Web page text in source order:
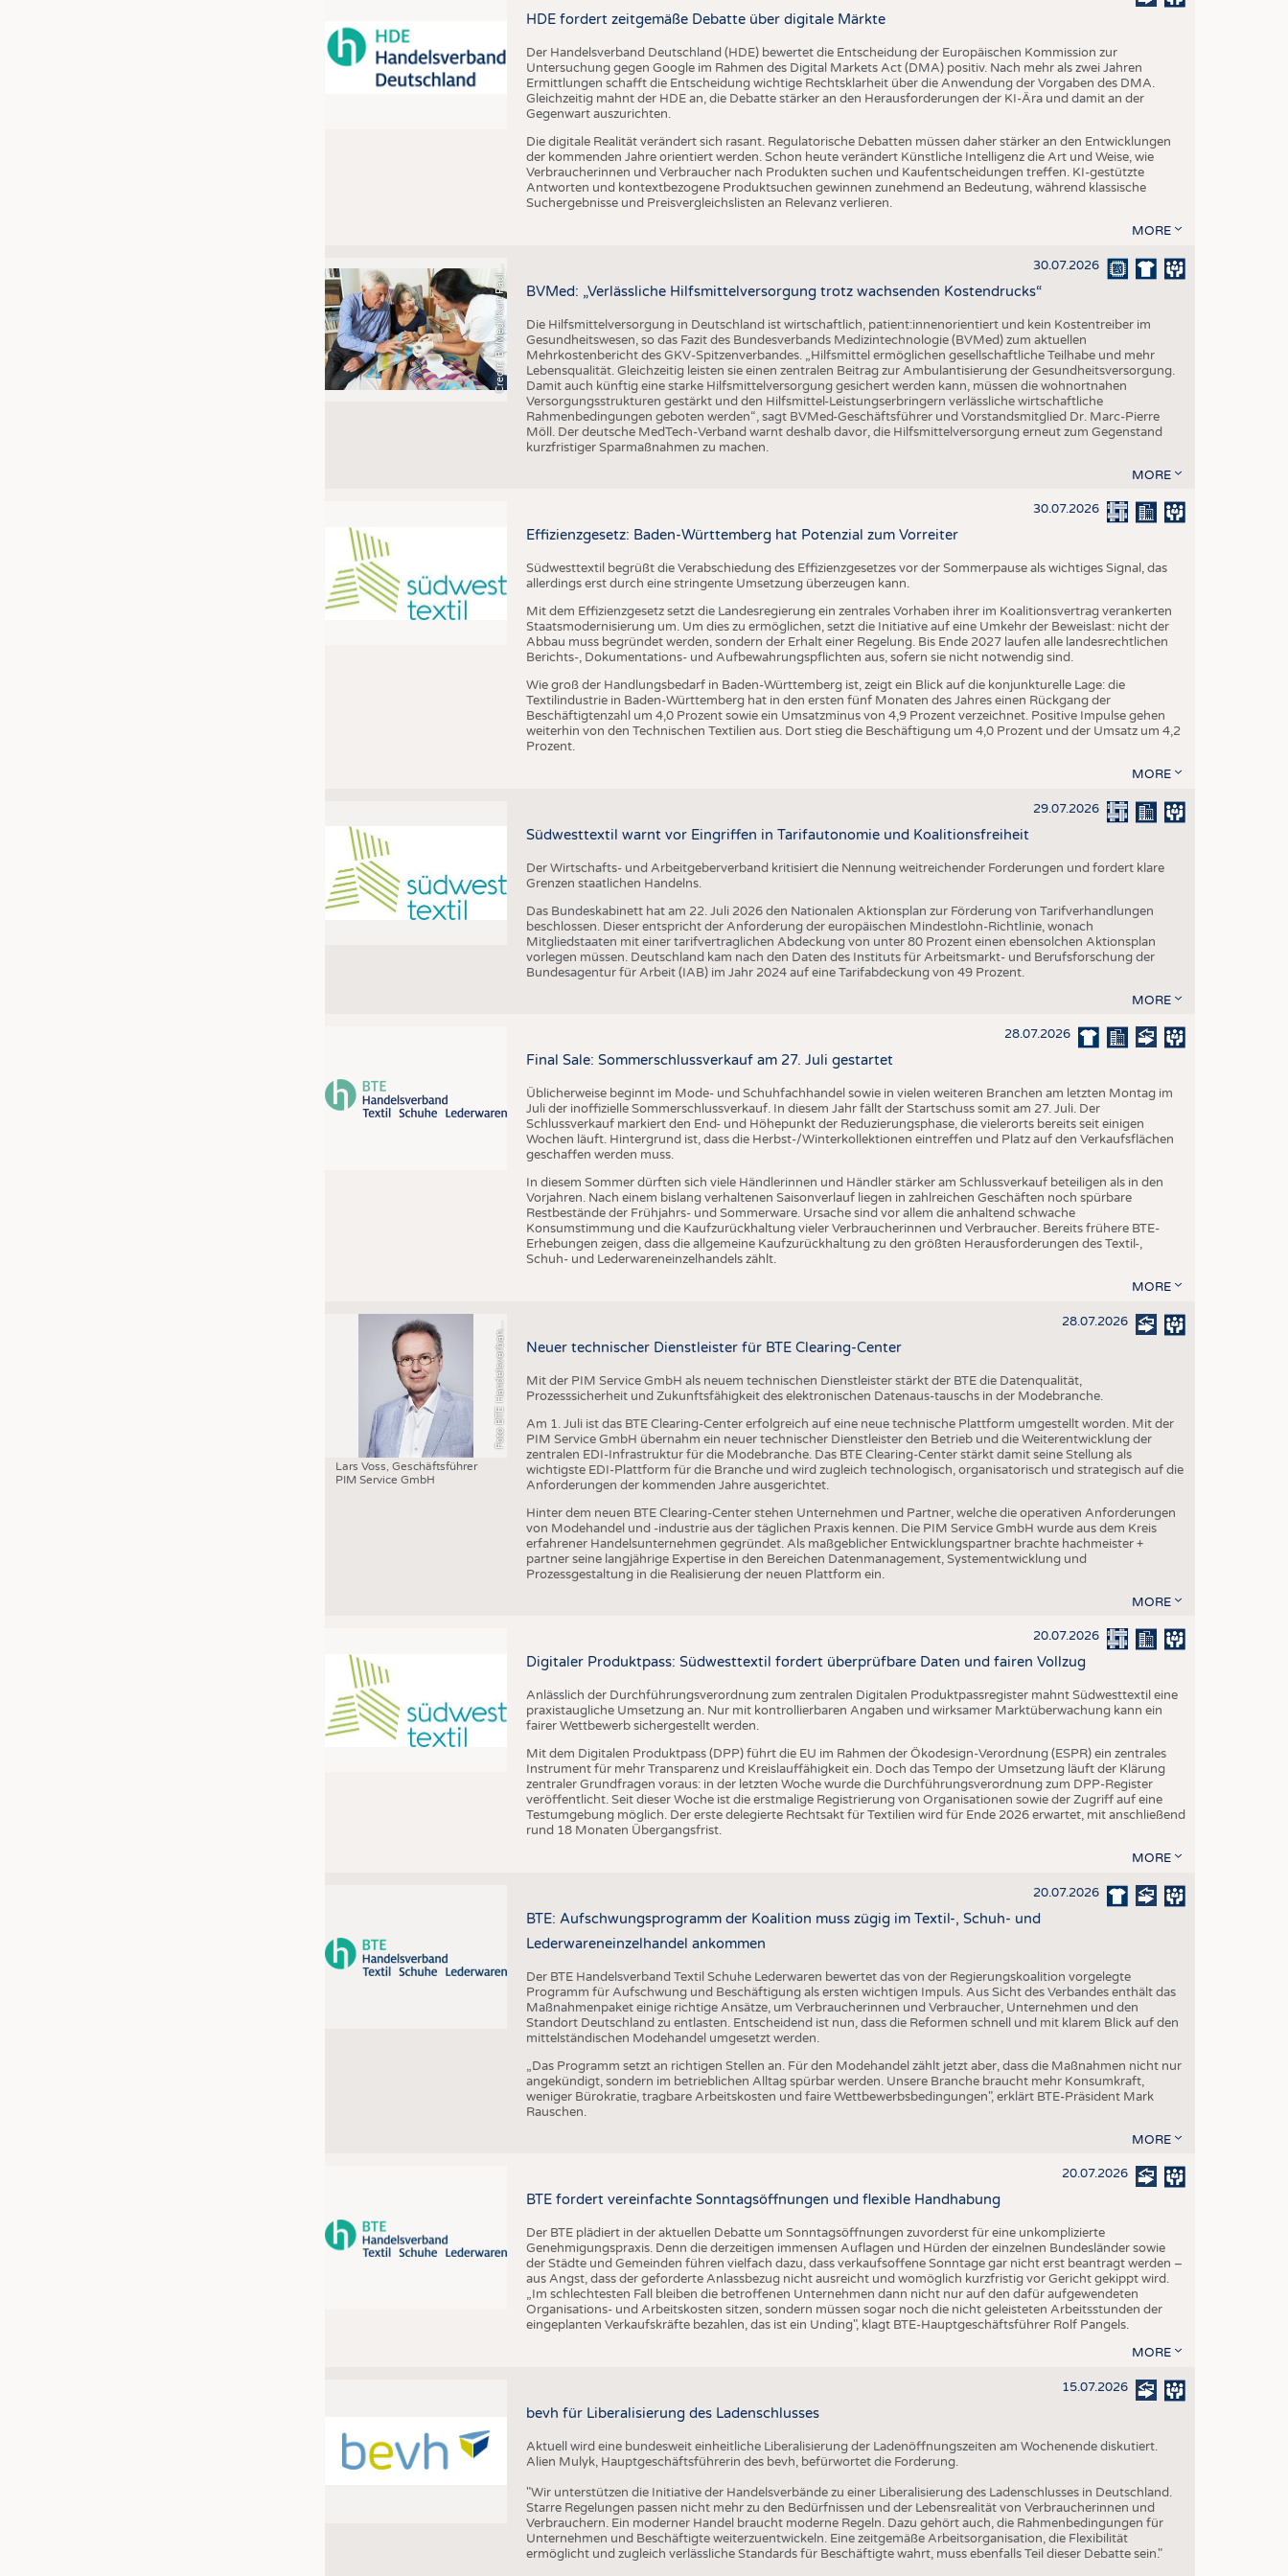
STELLENMARKT
KRÜGER PERSONAL HEADHUNTING AUSSCHREIBUNGEN
DTV AUSSCHREIBUNGSDIENST
TERMINE
BRANCHENTERMINE
HDE fordert zeitgemäße Debatte über digitale Märkte
Der Handelsverband Deutschland (HDE) bewertet die Entscheidung der Europäischen Kommission zur
Untersuchung gegen Google im Rahmen des Digital Markets Act (DMA) positiv. Nach mehr als zwei Jahren
Ermittlungen schafft die Entscheidung wichtige Rechtsklarheit über die Anwendung der Vorgaben des DMA.
Gleichzeitig mahnt der HDE an, die Debatte stärker an den Herausforderungen der KI-Ära und damit an der
Gegenwart auszurichten.
Die digitale Realität verändert sich rasant. Regulatorische Debatten müssen daher stärker an den Entwicklungen
der kommenden Jahre orientiert werden. Schon heute verändert Künstliche Intelligenz die Art und Weise, wie
Verbraucherinnen und Verbraucher nach Produkten suchen und Kaufentscheidungen treffen. KI-gestützte
Antworten und kontextbezogene Produktsuchen gewinnen zunehmend an Bedeutung, während klassische
Suchergebnisse und Preisvergleichslisten an Relevanz verlieren.
MORE
C
r
e
d
i
t
:
B
V
M
e
d
/
K
u
r
t
P
a
u
l
u
s 30.07.2026
BVMed: „Verlässliche Hilfsmittelversorgung trotz wachsenden Kostendrucks“
Die Hilfsmittelversorgung in Deutschland ist wirtschaftlich, patient:innenorientiert und kein Kostentreiber im
Gesundheitswesen, so das Fazit des Bundesverbands Medizintechnologie (BVMed) zum aktuellen
Mehrkostenbericht des GKV-Spitzenverbandes. „Hilfsmittel ermöglichen gesellschaftliche Teilhabe und mehr
Lebensqualität. Gleichzeitig leisten sie einen zentralen Beitrag zur Ambulantisierung der Gesundheitsversorgung.
Damit auch künftig eine starke Hilfsmittelversorgung gesichert werden kann, müssen die wohnortnahen
Versorgungsstrukturen gestärkt und den Hilfsmittel-Leistungserbringern verlässliche wirtschaftliche
Rahmenbedingungen geboten werden“, sagt BVMed-Geschäftsführer und Vorstandsmitglied Dr. Marc-Pierre
Möll. Der deutsche MedTech-Verband warnt deshalb davor, die Hilfsmittelversorgung erneut zum Gegenstand
kurzfristiger Sparmaßnahmen zu machen.
MORE
30.07.2026
Effizienzgesetz: Baden-Württemberg hat Potenzial zum Vorreiter
Südwesttextil begrüßt die Verabschiedung des Effizienzgesetzes vor der Sommerpause als wichtiges Signal, das
allerdings erst durch eine stringente Umsetzung überzeugen kann.
Mit dem Effizienzgesetz setzt die Landesregierung ein zentrales Vorhaben ihrer im Koalitionsvertrag verankerten
Staatsmodernisierung um. Um dies zu ermöglichen, setzt die Initiative auf eine Umkehr der Beweislast: nicht der
Abbau muss begründet werden, sondern der Erhalt einer Regelung. Bis Ende 2027 laufen alle landesrechtlichen
Berichts-, Dokumentations- und Aufbewahrungspflichten aus, sofern sie nicht notwendig sind.
Wie groß der Handlungsbedarf in Baden-Württemberg ist, zeigt ein Blick auf die konjunkturelle Lage: die
Textilindustrie in Baden-Württemberg hat in den ersten fünf Monaten des Jahres einen Rückgang der
Beschäftigtenzahl um 4,0 Prozent sowie ein Umsatzminus von 4,9 Prozent verzeichnet. Positive Impulse gehen
weiterhin von den Technischen Textilien aus. Dort stieg die Beschäftigung um 4,0 Prozent und der Umsatz um 4,2
Prozent.
MORE
29.07.2026
Südwesttextil warnt vor Eingriffen in Tarifautonomie und Koalitionsfreiheit
Der Wirtschafts- und Arbeitgeberverband kritisiert die Nennung weitreichender Forderungen und fordert klare
Grenzen staatlichen Handelns.
Das Bundeskabinett hat am 22. Juli 2026 den Nationalen Aktionsplan zur Förderung von Tarifverhandlungen
beschlossen. Dieser entspricht der Anforderung der europäischen Mindestlohn-Richtlinie, wonach
Mitgliedstaaten mit einer tarifvertraglichen Abdeckung von unter 80 Prozent einen ebensolchen Aktionsplan
vorlegen müssen. Deutschland kam nach den Daten des Instituts für Arbeitsmarkt- und Berufsforschung der
Bundesagentur für Arbeit (IAB) im Jahr 2024 auf eine Tarifabdeckung von 49 Prozent.
MORE
28.07.2026
Final Sale: Sommerschlussverkauf am 27. Juli gestartet
Üblicherweise beginnt im Mode- und Schuhfachhandel sowie in vielen weiteren Branchen am letzten Montag im
Juli der inoffizielle Sommerschlussverkauf. In diesem Jahr fällt der Startschuss somit am 27. Juli. Der
Schlussverkauf markiert den End- und Höhepunkt der Reduzierungsphase, die vielerorts bereits seit einigen
Wochen läuft. Hintergrund ist, dass die Herbst-/Winterkollektionen eintreffen und Platz auf den Verkaufsflächen
geschaffen werden muss.
In diesem Sommer dürften sich viele Händlerinnen und Händler stärker am Schlussverkauf beteiligen als in den
Vorjahren. Nach einem bislang verhaltenen Saisonverlauf liegen in zahlreichen Geschäften noch spürbare
Restbestände der Frühjahrs- und Sommerware. Ursache sind vor allem die anhaltend schwache
Konsumstimmung und die Kaufzurückhaltung vieler Verbraucherinnen und Verbraucher. Bereits frühere BTE-
Erhebungen zeigen, dass die allgemeine Kaufzurückhaltung zu den größten Herausforderungen des Textil-,
Schuh- und Lederwareneinzelhandels zählt.
MORE
o
t
o
B
T
E
H
a
n
d
e
l
s
v
e
r
b
a
n
d
T
e
x
t
i
l
S
c
h
u
h
e
L
e
d
e
r
w
a
r
e
Lars Voss, Geschäftsführer
PIM Service GmbH
28.07.2026
Neuer technischer Dienstleister für BTE Clearing-Center
Mit der PIM Service GmbH als neuem technischen Dienstleister stärkt der BTE die Datenqualität,
Prozesssicherheit und Zukunftsfähigkeit des elektronischen Datenaus-tauschs in der Modebranche.
Am 1. Juli ist das BTE Clearing-Center erfolgreich auf eine neue technische Plattform umgestellt worden. Mit der
PIM Service GmbH übernahm ein neuer technischer Dienstleister den Betrieb und die Weiterentwicklung der
zentralen EDI-Infrastruktur für die Modebranche. Das BTE Clearing-Center stärkt damit seine Stellung als
wichtigste EDI-Plattform für die Branche und wird zugleich technologisch, organisatorisch und strategisch auf die
Anforderungen der kommenden Jahre ausgerichtet.
Hinter dem neuen BTE Clearing-Center stehen Unternehmen und Partner, welche die operativen Anforderungen
von Modehandel und -industrie aus der täglichen Praxis kennen. Die PIM Service GmbH wurde aus dem Kreis
erfahrener Handelsunternehmen gegründet. Als maßgeblicher Entwicklungspartner brachte hachmeister +
partner seine langjährige Expertise in den Bereichen Datenmanagement, Systementwicklung und
Prozessgestaltung in die Realisierung der neuen Plattform ein.
MORE
20.07.2026
Digitaler Produktpass: Südwesttextil fordert überprüfbare Daten und fairen Vollzug
Anlässlich der Durchführungsverordnung zum zentralen Digitalen Produktpassregister mahnt Südwesttextil eine
praxistaugliche Umsetzung an. Nur mit kontrollierbaren Angaben und wirksamer Marktüberwachung kann ein
fairer Wettbewerb sichergestellt werden.
Mit dem Digitalen Produktpass (DPP) führt die EU im Rahmen der Ökodesign-Verordnung (ESPR) ein zentrales
Instrument für mehr Transparenz und Kreislauffähigkeit ein. Doch das Tempo der Umsetzung läuft der Klärung
zentraler Grundfragen voraus: in der letzten Woche wurde die Durchführungsverordnung zum DPP-Register
veröffentlicht. Seit dieser Woche ist die erstmalige Registrierung von Organisationen sowie der Zugriff auf eine
Testumgebung möglich. Der erste delegierte Rechtsakt für Textilien wird für Ende 2026 erwartet, mit anschließend
rund 18 Monaten Übergangsfrist.
MORE
20.07.2026
BTE: Aufschwungsprogramm der Koalition muss zügig im Textil-, Schuh- und
Lederwareneinzelhandel ankommen
Der BTE Handelsverband Textil Schuhe Lederwaren bewertet das von der Regierungskoalition vorgelegte
Programm für Aufschwung und Beschäftigung als ersten wichtigen Impuls. Aus Sicht des Verbandes enthält das
Maßnahmenpaket einige richtige Ansätze, um Verbraucherinnen und Verbraucher, Unternehmen und den
Standort Deutschland zu entlasten. Entscheidend ist nun, dass die Reformen schnell und mit klarem Blick auf den
mittelständischen Modehandel umgesetzt werden.
„Das Programm setzt an richtigen Stellen an. Für den Modehandel zählt jetzt aber, dass die Maßnahmen nicht nur
angekündigt, sondern im betrieblichen Alltag spürbar werden. Unsere Branche braucht mehr Konsumkraft,
weniger Bürokratie, tragbare Arbeitskosten und faire Wettbewerbsbedingungen", erklärt BTE-Präsident Mark
Rauschen.
MORE
20.07.2026
BTE fordert vereinfachte Sonntagsöffnungen und flexible Handhabung
Der BTE plädiert in der aktuellen Debatte um Sonntagsöffnungen zuvorderst für eine unkomplizierte
Genehmigungspraxis. Denn die derzeitigen immensen Auflagen und Hürden der einzelnen Bundesländer sowie
der Städte und Gemeinden führen vielfach dazu, dass verkaufsoffene Sonntage gar nicht erst beantragt werden –
aus Angst, dass der geforderte Anlassbezug nicht ausreicht und womöglich kurzfristig vor Gericht gekippt wird.
„Im schlechtesten Fall bleiben die betroffenen Unternehmen dann nicht nur auf den dafür aufgewendeten
Organisations- und Arbeitskosten sitzen, sondern müssen sogar noch die nicht geleisteten Arbeitsstunden der
eingeplanten Verkaufskräfte bezahlen, das ist ein Unding", klagt BTE-Hauptgeschäftsführer Rolf Pangels.
MORE
15.07.2026
bevh für Liberalisierung des Ladenschlusses
Aktuell wird eine bundesweit einheitliche Liberalisierung der Ladenöffnungszeiten am Wochenende diskutiert.
Alien Mulyk, Hauptgeschäftsführerin des bevh, befürwortet die Forderung.
"Wir unterstützen die Initiative der Handelsverbände zu einer Liberalisierung des Ladenschlusses in Deutschland.
Starre Regelungen passen nicht mehr zu den Bedürfnissen und der Lebensrealität von Verbraucherinnen und
Verbrauchern. Ein moderner Handel braucht moderne Regeln. Dazu gehört auch, die Rahmenbedingungen für
Unternehmen und Beschäftigte weiterzuentwickeln. Eine zeitgemäße Arbeitsorganisation, die Flexibilität
ermöglicht und zugleich verlässliche Standards für Beschäftigte wahrt, muss ebenfalls Teil dieser Debatte sein."